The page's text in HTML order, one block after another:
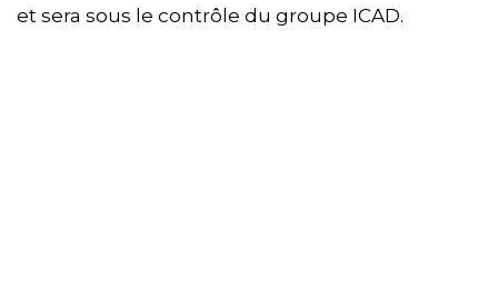
et sera sous le contrôle du groupe ICAD.